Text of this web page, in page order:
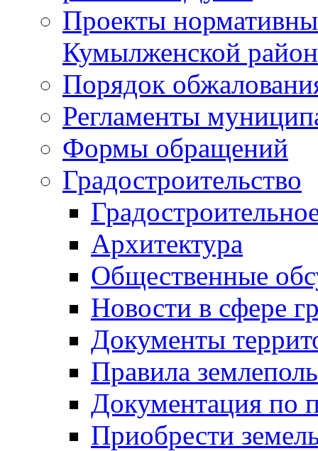
Проекты
Кумылженской
Порядок
Регламенты
Формы обращений
Градостроительство
Архитектура
Общественные
Новости в сфере
Документы
Правила
Документация по
Приобрести